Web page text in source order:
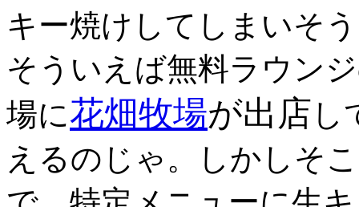
キー焼けしてしまいそ
そういえば無料ラウン
場に花畑牧場が出店 し
えるのじゃ。しかしそ